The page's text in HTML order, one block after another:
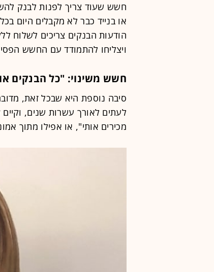
חשש שעוד צריך לפנות לבנק
או בנייד כבר לא מקבלים היום
הודעות הבנקים צריכים לשלוח
ויצליחו להתמודד עם החשש
חשש משינוי: "כל הבנקים
סיבה נוספת היא שבכל זאת,
לעתים לאורך עשרות שנים,
מכירים אותי", או אפילו מתוך